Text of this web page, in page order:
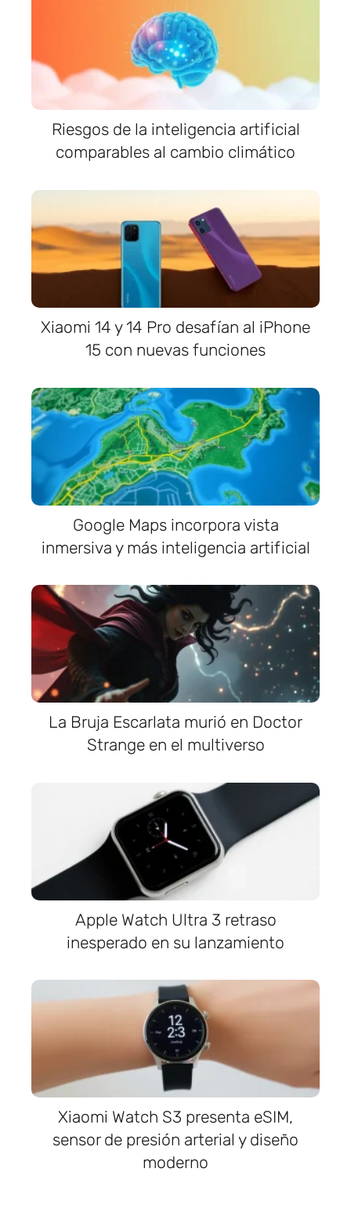
Riesgos de la inteligencia artificial
comparables al cambio climático
Xiaomi 14 y 14 Pro desafían al iPhone
15 con nuevas funciones
Google Maps incorpora vista
inmersiva y más inteligencia artificial
La Bruja Escarlata murió en Doctor
Strange en el multiverso
Apple Watch Ultra 3 retraso
inesperado en su lanzamiento
Xiaomi Watch S3 presenta eSIM,
sensor de presión arterial y diseño
moderno